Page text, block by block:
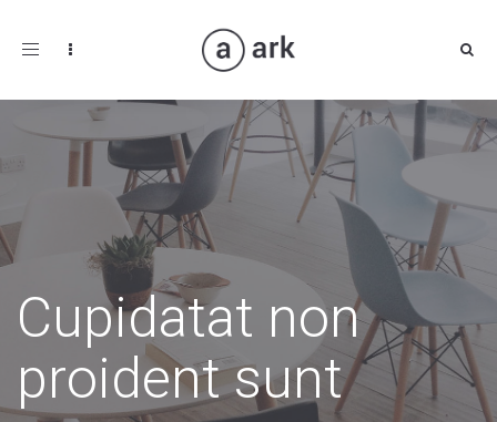
Toggle
Cupidatat non
proident sunt